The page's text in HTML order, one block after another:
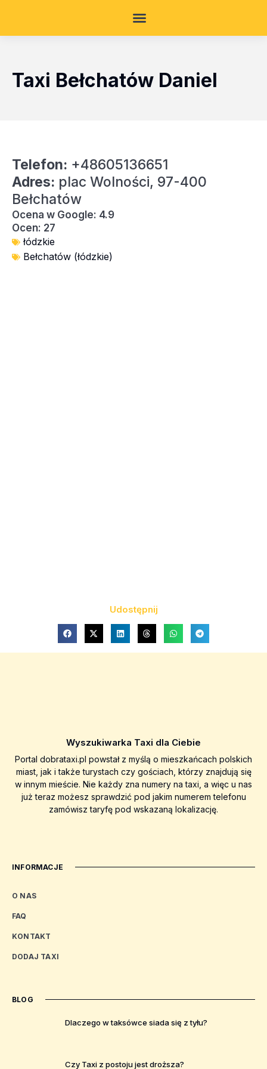
Taxi Bełchatów Daniel
Telefon: +48605136651
Adres: plac Wolności, 97-400
Bełchatów
Ocena w Google: 4.9
Ocen: 27
łódzkie
Bełchatów (łódzkie)
Udostępnij
Wyszukiwarka Taxi dla Ciebie
Portal dobrataxi.pl powstał z myślą o mieszkańcach polskich
miast, jak i także turystach czy gościach, którzy znajdują się
w innym mieście. Nie każdy zna numery na taxi, a więc u nas
już teraz możesz sprawdzić pod jakim numerem telefonu
zamówisz taryfę pod wskazaną lokalizację.
INFORMACJE
O NAS
FAQ
KONTAKT
DODAJ TAXI
BLOG
Dlaczego w taksówce siada się z tyłu?
Czy Taxi z postoju jest droższa?